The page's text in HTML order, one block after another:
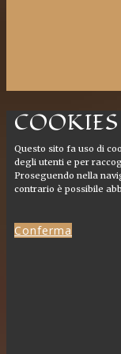
Questo sito fa uso di
degli utenti e per
Proseguendo nella
contrario è possibile
Conferma